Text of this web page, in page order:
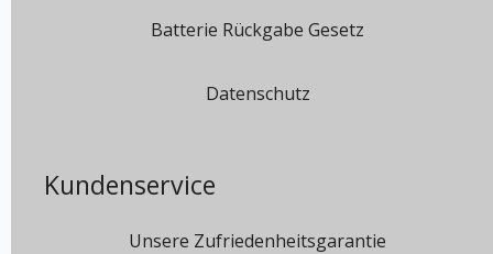
Batterie Rückgabe Gesetz
Datenschutz
Kundenservice
Unsere Zufriedenheitsgarantie